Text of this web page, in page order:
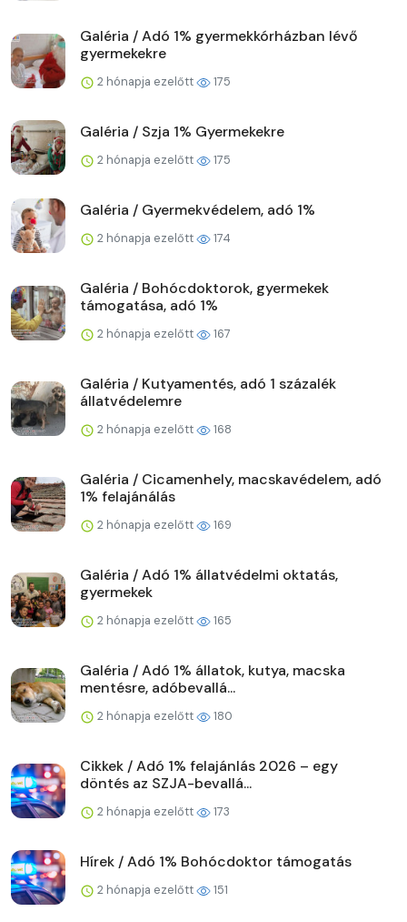
Galéria / Adó 1% gyermekkórházban lévő
gyermekekre
2 hónapja ezelőtt 175
Galéria / Szja 1% Gyermekekre
2 hónapja ezelőtt 175
Galéria / Gyermekvédelem, adó 1%
2 hónapja ezelőtt 174
Galéria / Bohócdoktorok, gyermekek
támogatása, adó 1%
2 hónapja ezelőtt 167
Galéria / Kutyamentés, adó 1 százalék
állatvédelemre
2 hónapja ezelőtt 168
Galéria / Cicamenhely, macskavédelem, adó
1% felajánálás
2 hónapja ezelőtt 169
Galéria / Adó 1% állatvédelmi oktatás,
gyermekek
2 hónapja ezelőtt 165
Galéria / Adó 1% állatok, kutya, macska
mentésre, adóbevallá...
2 hónapja ezelőtt 180
Cikkek / Adó 1% felajánlás 2026 – egy
döntés az SZJA-bevallá...
2 hónapja ezelőtt 173
Hírek / Adó 1% Bohócdoktor támogatás
2 hónapja ezelőtt 151